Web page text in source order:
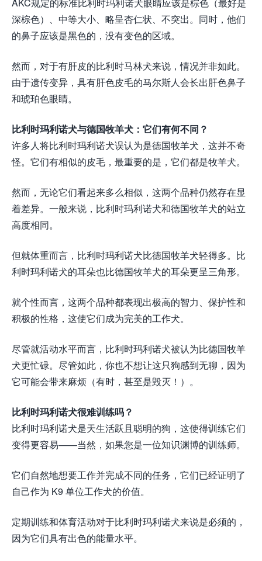
AKC规定的标准比利时玛利诺犬眼睛应该是棕色（最好是
深棕色）、中等大小、略呈杏仁状、不突出。同时，他们
的鼻子应该是黑色的，没有变色的区域。
然而，对于有肝皮的比利时马林犬来说，情况并非如此。
由于遗传变异，具有肝色皮毛的马尔斯人会长出肝色鼻子
和琥珀色眼睛。
比利时玛利诺犬与德国牧羊犬：它们有何不同？
许多人将比利时玛利诺犬误认为是德国牧羊犬，这并不奇
怪。它们有相似的皮毛，最重要的是，它们都是牧羊犬。
然而，无论它们看起来多么相似，这两个品种仍然存在显
着差异。一般来说，比利时玛利诺犬和德国牧羊犬的站立
高度相同。
但就体重而言，比利时玛利诺犬比德国牧羊犬轻得多。比
利时玛利诺犬的耳朵也比德国牧羊犬的耳朵更呈三角形。
就个性而言，这两个品种都表现出极高的智力、保护性和
积极的性格，这使它们成为完美的工作犬。
尽管就活动水平而言，比利时玛利诺犬被认为比德国牧羊
犬更忙碌。尽管如此，你也不想让这只狗感到无聊，因为
它可能会带来麻烦（有时，甚至是毁灭！）。
比利时玛利诺犬很难训练吗？
比利时玛利诺犬是天生活跃且聪明的狗，这使得训练它们
变得更容易——当然，如果您是一位知识渊博的训练师。
它们自然地想要工作并完成不同的任务，它们已经证明了
自己作为 K9 单位工作犬的价值。
定期训练和体育活动对于比利时玛利诺犬来说是必须的，
因为它们具有出色的能量水平。